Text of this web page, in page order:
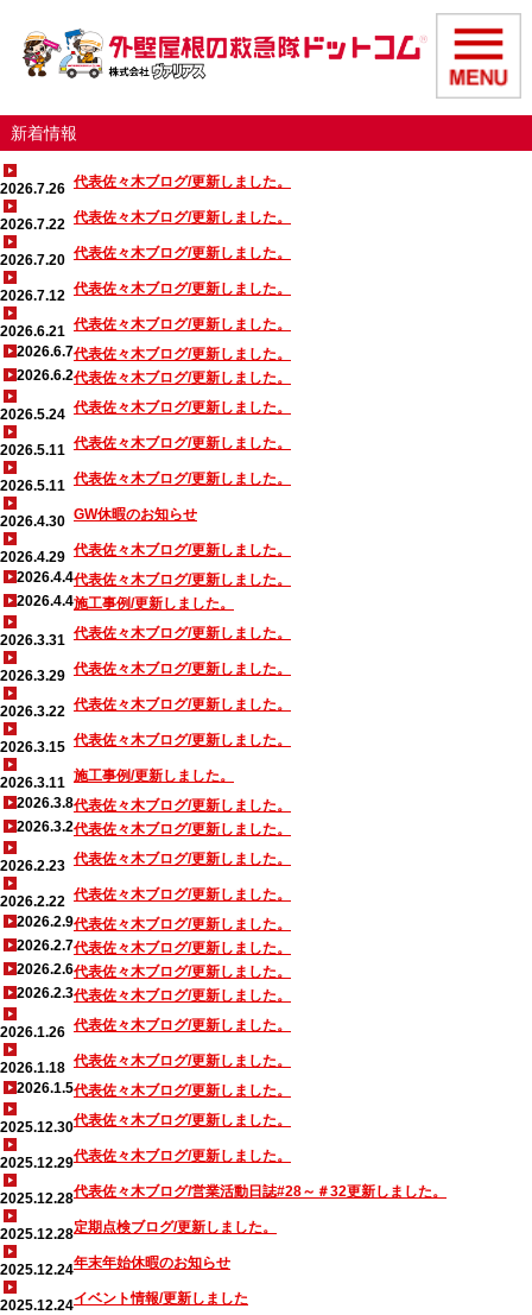
新着情報
2026.7.26 代表佐々木ブログ/更新しました。
2026.7.22 代表佐々木ブログ/更新しました。
2026.7.20 代表佐々木ブログ/更新しました。
2026.7.12 代表佐々木ブログ/更新しました。
2026.6.21 代表佐々木ブログ/更新しました。
2026.6.7代表佐々木ブログ/更新しました。
2026.6.2代表佐々木ブログ/更新しました。
2026.5.24 代表佐々木ブログ/更新しました。
2026.5.11 代表佐々木ブログ/更新しました。
2026.5.11 代表佐々木ブログ/更新しました。
2026.4.30 GW休暇のお知らせ
2026.4.29 代表佐々木ブログ/更新しました。
2026.4.4代表佐々木ブログ/更新しました。
2026.4.4施工事例/更新しました。
2026.3.31 代表佐々木ブログ/更新しました。
2026.3.29 代表佐々木ブログ/更新しました。
2026.3.22 代表佐々木ブログ/更新しました。
2026.3.15 代表佐々木ブログ/更新しました。
2026.3.11 施工事例/更新しました。
2026.3.8代表佐々木ブログ/更新しました。
2026.3.2代表佐々木ブログ/更新しました。
2026.2.23 代表佐々木ブログ/更新しました。
2026.2.22 代表佐々木ブログ/更新しました。
2026.2.9代表佐々木ブログ/更新しました。
2026.2.7代表佐々木ブログ/更新しました。
2026.2.6代表佐々木ブログ/更新しました。
2026.2.3代表佐々木ブログ/更新しました。
2026.1.26 代表佐々木ブログ/更新しました。
2026.1.18 代表佐々木ブログ/更新しました。
2026.1.5代表佐々木ブログ/更新しました。
2025.12.30代表佐々木ブログ/更新しました。
2025.12.29代表佐々木ブログ/更新しました。
2025.12.28代表佐々木ブログ/営業活動日誌#28～＃32更新しました。
2025.12.28定期点検ブログ/更新しました。
2025.12.24年末年始休暇のお知らせ
2025.12.24イベント情報/更新しました